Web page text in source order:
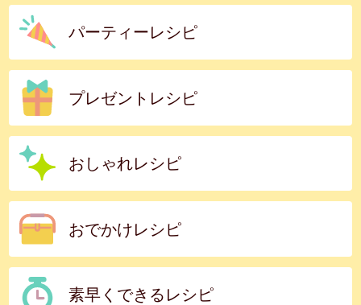
パーティーレシピ
プレゼントレシピ
おしゃれレシピ
おでかけレシピ
素早くできるレシピ